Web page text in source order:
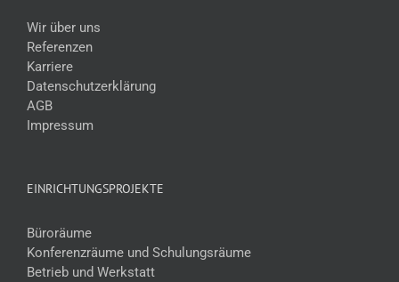
Wir über uns
Referenzen
Karriere
Datenschutzerklärung
AGB
Impressum
EINRICHTUNGSPROJEKTE
Büroräume
Konferenzräume und Schulungsräume
Betrieb und Werkstatt